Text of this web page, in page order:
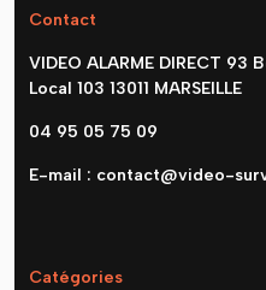
Contact
VIDEO ALARME DIRECT
Local 103 13011 MARSEILLE
04 95 05 75 09
E-mail : contact@video-
Catégories